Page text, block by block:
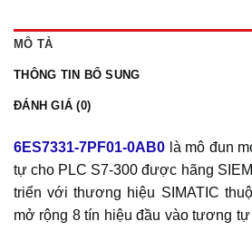
MÔ TẢ
THÔNG TIN BỔ SUNG
ĐÁNH GIÁ (0)
6ES7331-7PF01-0AB0 là mô đun
tự cho PLC S7-300 được hãng
triển với thương hiệu SIMATIC
mở rộng 8 tín hiệu đầu vào tương tự